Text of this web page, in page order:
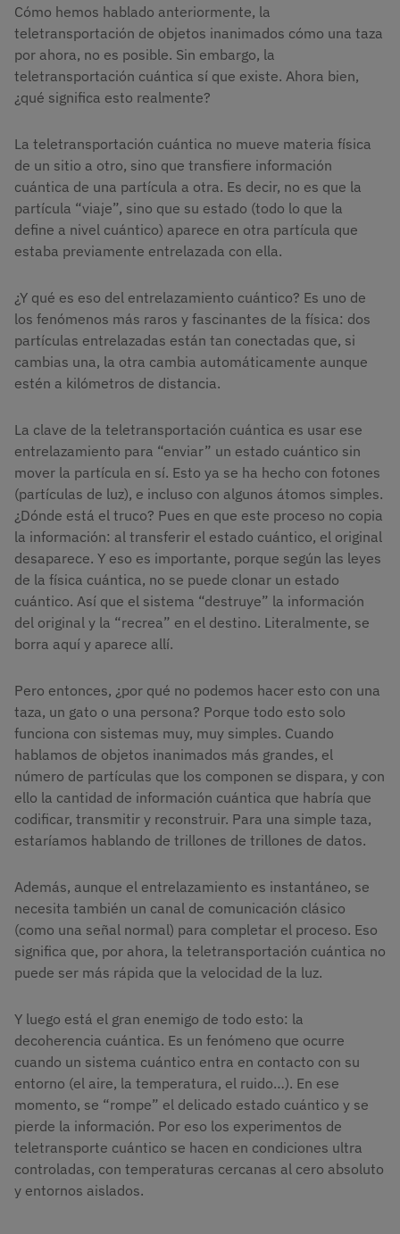
Cómo hemos hablado anteriormente, la
teletransportación de objetos inanimados cómo una taza
por ahora, no es posible. Sin embargo, la
teletransportación cuántica sí que existe. Ahora bien,
¿qué significa esto realmente?
La teletransportación cuántica no mueve materia física
de un sitio a otro, sino que transfiere información
cuántica de una partícula a otra. Es decir, no es que la
partícula “viaje”, sino que su estado (todo lo que la
define a nivel cuántico) aparece en otra partícula que
estaba previamente entrelazada con ella.
¿Y qué es eso del entrelazamiento cuántico? Es uno de
los fenómenos más raros y fascinantes de la física: dos
partículas entrelazadas están tan conectadas que, si
cambias una, la otra cambia automáticamente aunque
estén a kilómetros de distancia.
La clave de la teletransportación cuántica es usar ese
entrelazamiento para “enviar” un estado cuántico sin
mover la partícula en sí. Esto ya se ha hecho con fotones
(partículas de luz), e incluso con algunos átomos simples.
¿Dónde está el truco? Pues en que este proceso no copia
la información: al transferir el estado cuántico, el original
desaparece. Y eso es importante, porque según las leyes
de la física cuántica, no se puede clonar un estado
cuántico. Así que el sistema “destruye” la información
del original y la “recrea” en el destino. Literalmente, se
borra aquí y aparece allí.
Pero entonces, ¿por qué no podemos hacer esto con una
taza, un gato o una persona? Porque todo esto solo
funciona con sistemas muy, muy simples. Cuando
hablamos de objetos inanimados más grandes, el
número de partículas que los componen se dispara, y con
ello la cantidad de información cuántica que habría que
codificar, transmitir y reconstruir. Para una simple taza,
estaríamos hablando de trillones de trillones de datos.
Además, aunque el entrelazamiento es instantáneo, se
necesita también un canal de comunicación clásico
(como una señal normal) para completar el proceso. Eso
significa que, por ahora, la teletransportación cuántica no
puede ser más rápida que la velocidad de la luz.
Y luego está el gran enemigo de todo esto: la
decoherencia cuántica. Es un fenómeno que ocurre
cuando un sistema cuántico entra en contacto con su
entorno (el aire, la temperatura, el ruido…). En ese
momento, se “rompe” el delicado estado cuántico y se
pierde la información. Por eso los experimentos de
teletransporte cuántico se hacen en condiciones ultra
controladas, con temperaturas cercanas al cero absoluto
y entornos aislados.